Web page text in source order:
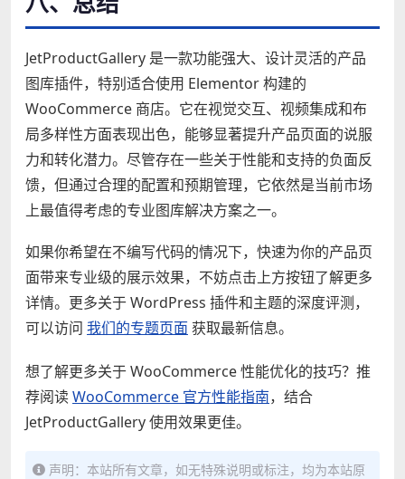
JetProductGallery 是一款功能强大、设计灵活的产品
图库插件，特别适合使用 Elementor 构建的
WooCommerce 商店。它在视觉交互、视频集成和布
局多样性方面表现出色，能够显著提升产品页面的说服
力和转化潜力。尽管存在一些关于性能和支持的负面反
馈，但通过合理的配置和预期管理，它依然是当前市场
上最值得考虑的专业图库解决方案之一。
如果你希望在不编写代码的情况下，快速为你的产品页
面带来专业级的展示效果，不妨点击上方按钮了解更多
详情。更多关于 WordPress 插件和主题的深度评测，
可以访问 我们的专题页面获取最新信息。
想了解更多关于 WooCommerce 性能优化的技巧？推
荐阅读WooCommerce 官方性能指南，结合
JetProductGallery 使用效果更佳。
声明：本站所有文章，如无特殊说明或标注，均为本站原